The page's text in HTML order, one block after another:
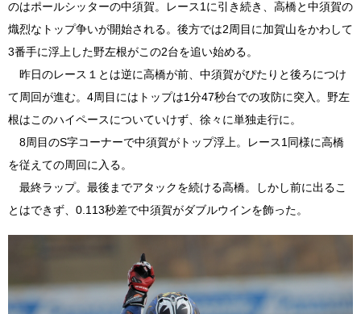
のはポールシッターの中須賀。レース1に引き続き、高橋と中須賀の
熾烈なトップ争いが開始される。後方では2周目に加賀山をかわして
3番手に浮上した野左根がこの2台を追い始める。
昨日のレース１とは逆に高橋が前、中須賀がぴたりと後ろにつけ
て周回が進む。4周目にはトップは1分47秒台での攻防に突入。野左
根はこのハイペースについていけず、徐々に単独走行に。
8周目のS字コーナーで中須賀がトップ浮上。レース1同様に高橋
を従えての周回に入る。
最終ラップ。最後までアタックを続ける高橋。しかし前に出るこ
とはできず、0.113秒差で中須賀がダブルウインを飾った。